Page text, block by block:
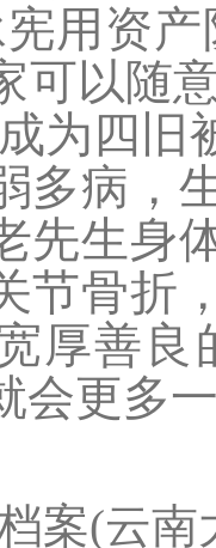
用资
可以随
为四旧
多病，
先生身
节骨折
厚善
会更多
案(云